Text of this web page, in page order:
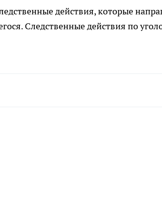
действия, которые
Следственные действия по